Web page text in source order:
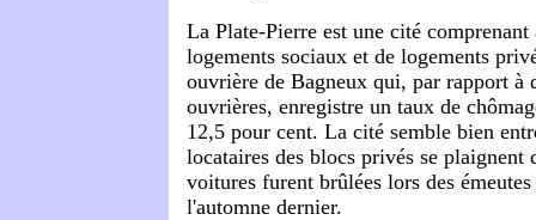
La Plate-Pierre est une cité comprenant
logements sociaux et de logements
ouvrière de Bagneux qui, par rapport à
ouvrières, enregistre un taux de
12,5 pour cent. La cité semble bien
locataires des blocs privés se plaignent
voitures furent brûlées lors des émeutes
l'automne dernier.